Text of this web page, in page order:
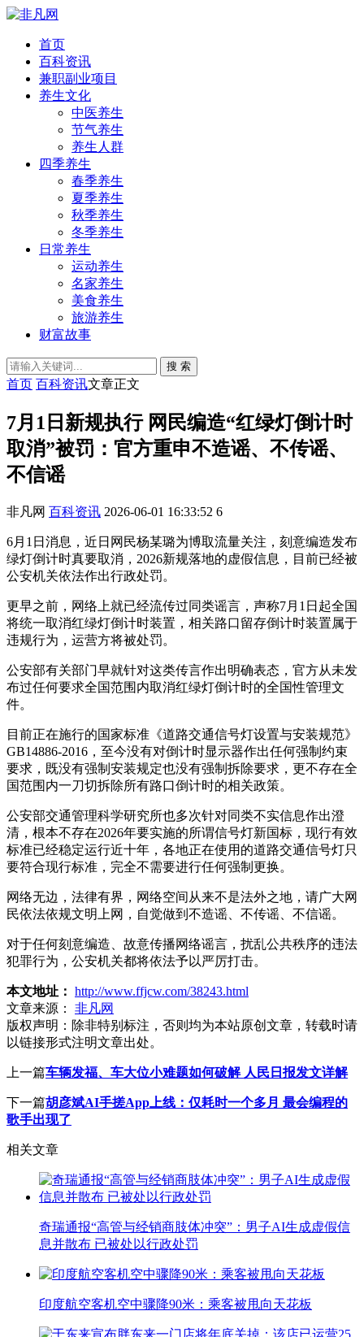
首页
百科资讯
兼职副业项目
养生文化
中医养生
节气养生
养生人群
四季养生
春季养生
夏季养生
秋季养生
冬季养生
日常养生
运动养生
名家养生
美食养生
旅游养生
财富故事
搜 索
首页 百科资讯文章正文
7月1日新规执行 网民编造“红绿灯倒计时
取消”被罚：官方重申不造谣、不传谣、
不信谣
非凡网 百科资讯 2026-06-01 16:33:52 6
6月1日消息，近日网民杨某璐为博取流量关注，刻意编造发布
绿灯倒计时真要取消，2026新规落地的虚假信息，目前已经被
公安机关依法作出行政处罚。
更早之前，网络上就已经流传过同类谣言，声称7月1日起全国
将统一取消红绿灯倒计时装置，相关路口留存倒计时装置属于
违规行为，运营方将被处罚。
公安部有关部门早就针对这类传言作出明确表态，官方从未发
布过任何要求全国范围内取消红绿灯倒计时的全国性管理文
件。
目前正在施行的国家标准《道路交通信号灯设置与安装规范》
GB14886-2016，至今没有对倒计时显示器作出任何强制约束
要求，既没有强制安装规定也没有强制拆除要求，更不存在全
国范围内一刀切拆除所有路口倒计时的相关政策。
公安部交通管理科学研究所也多次针对同类不实信息作出澄
清，根本不存在2026年要实施的所谓信号灯新国标，现行有效
标准已经稳定运行近十年，各地正在使用的道路交通信号灯只
要符合现行标准，完全不需要进行任何强制更换。
网络无边，法律有界，网络空间从来不是法外之地，请广大网
民依法依规文明上网，自觉做到不造谣、不传谣、不信谣。
对于任何刻意编造、故意传播网络谣言，扰乱公共秩序的违法
犯罪行为，公安机关都将依法予以严厉打击。
本文地址： http://www.ffjcw.com/38243.html
文章来源：
非凡网
版权声明： 除非特别标注，否则均为本站原创文章，转载时请
以链接形式注明文章出处。
上一篇车辆发福、车大位小难题如何破解 人民日报发文详解
下一篇胡彦斌AI手搓App上线：仅耗时一个多月 最会编程的
歌手出现了
相关文章
奇瑞通报“高管与经销商肢体冲突”：男子AI生成虚假信
息并散布 已被处以行政处罚
印度航空客机空中骤降90米：乘客被甩向天花板